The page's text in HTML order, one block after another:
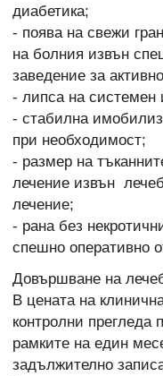
диабетика;
- поява на свежи
на болния извън
заведение за
- липса на системен
- стабилна
при необходимост;
- размер на
лечение извън
лечение;
- рана без
спешно оперативно
Довършване на
В цената на
контролни прегледа
рамките на един
задължително